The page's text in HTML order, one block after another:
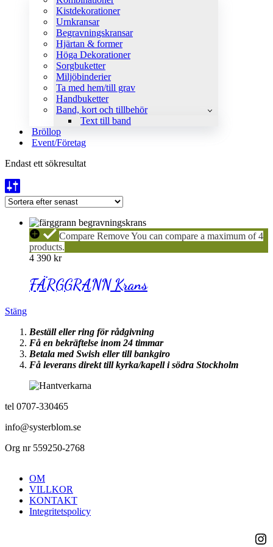
Kistdekorationer
Urnkransar
Begravningskransar
Hjärtan & former
Höga Dekorationer
Sorgbuketter
Miljöbinderier
Ta med hem/till grav
Handbuketter
Band, kort och tillbehör
Text till band
Bröllop
Event/Företag
Endast ett sökresultat
FÄRGGRANN
Krans
CompareRemoveYou can compare a maximum of 4
products.
4 390 kr
FÄRGGRANN Krans
Stäng
Beställ eller ring för rådgivning
Få en bekräftelse inom 24 timmar
Betala med Swish eller till bankgiro
Få leverans direkt till kyrka/kapell i södra Stockholm
tel 0707-330465
info@systerblom.se
Org nr 559250-2768
OM
VILLKOR
KONTAKT
Integritetspolicy